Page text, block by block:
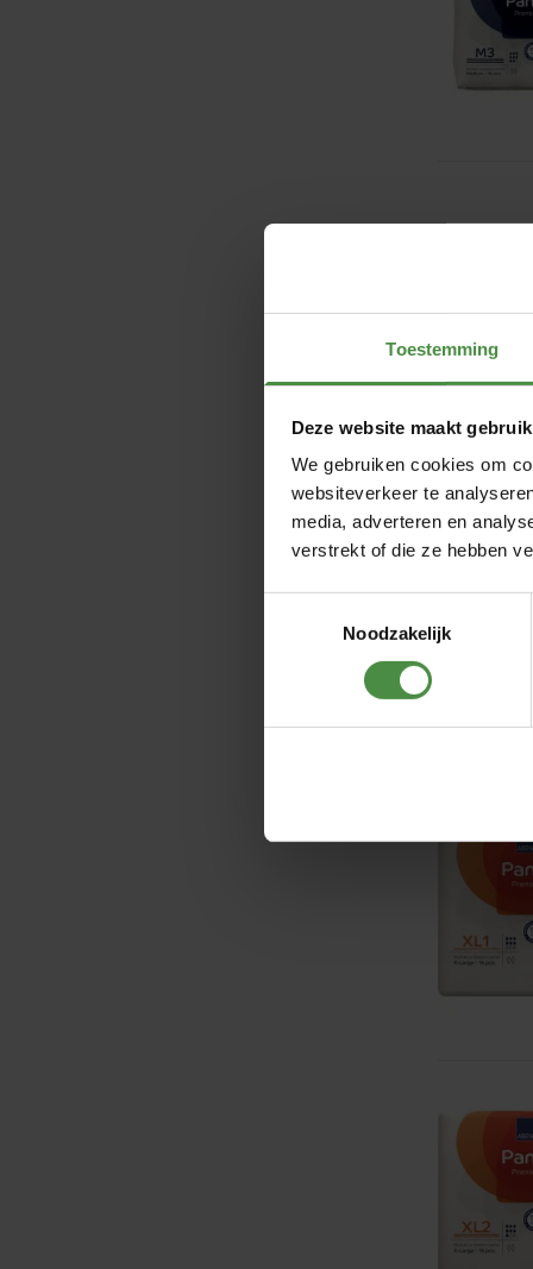
Toestemming
Deze website maakt
We gebruiken cookies om
websiteverkeer te
media, adverteren en
verstrekt of die ze hebben
Noodzakelijk